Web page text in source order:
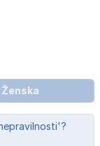
Ženska